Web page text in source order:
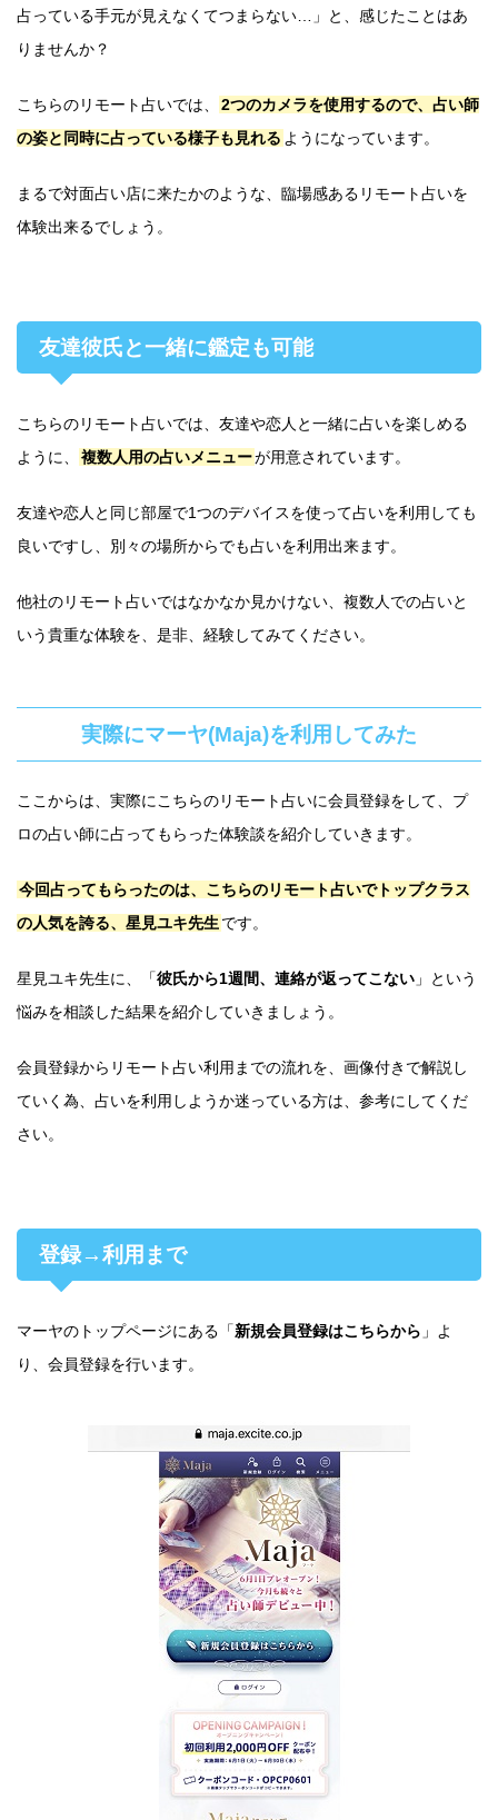
占っている手元が見えなくてつまらない…」と、感じたことはあ
りませんか？
こちらのリモート占いでは、
2つのカメラを使用するので、占い師
の姿と同時に占っている様子も見れる ようになっています。
まるで対面占い店に来たかのような、臨場感あるリモート占いを
体験出来るでしょう。
友達彼氏と一緒に鑑定も可能
こちらのリモート占いでは、友達や恋人と一緒に占いを楽しめる
ように、
複数人用の占いメニューが用意されています。
友達や恋人と同じ部屋で1つのデバイスを使って占いを利用しても
良いですし、別々の場所からでも占いを利用出来ます。
他社のリモート占いではなかなか見かけない、複数人での占いと
いう貴重な体験を、是非、経験してみてください。
実際にマーヤ(Maja)を利用してみた
ここからは、実際にこちらのリモート占いに会員登録をして、プ
ロの占い師に占ってもらった体験談を紹介していきます。
今回占ってもらったのは、こちらのリモート占いでトップクラス
の人気を誇る、星見ユキ先生です。
星見ユキ先生に、「彼氏から1週間、連絡が返ってこない 」という
悩みを相談した結果を紹介していきましょう。
会員登録からリモート占い利用までの流れを、画像付きで解説し
ていく為、占いを利用しようか迷っている方は、参考にしてくだ
さい。
登録→利用まで
マーヤのトップページにある「新規会員登録はこちらから 」よ
り、会員登録を行います。